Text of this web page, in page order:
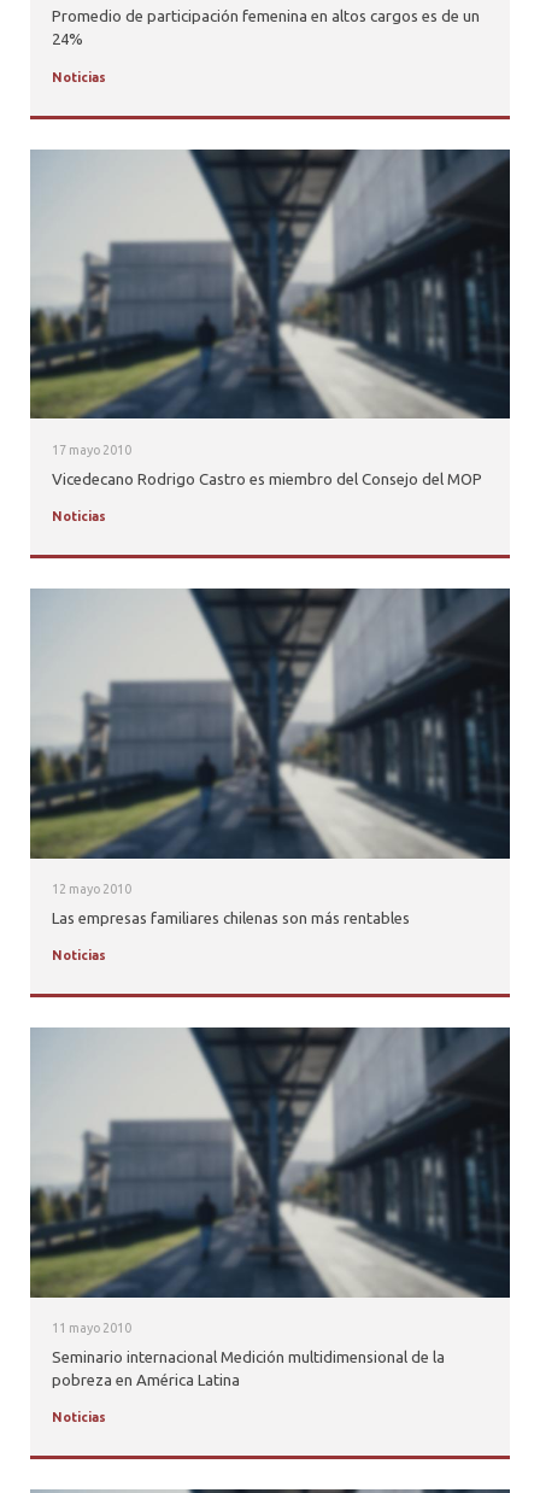
Promedio de participación femenina en altos cargos es de un
24%
Noticias
17 mayo 2010
Vicedecano Rodrigo Castro es miembro del Consejo del MOP
Noticias
12 mayo 2010
Las empresas familiares chilenas son más rentables
Noticias
11 mayo 2010
Seminario internacional Medición multidimensional de la
pobreza en América Latina
Noticias